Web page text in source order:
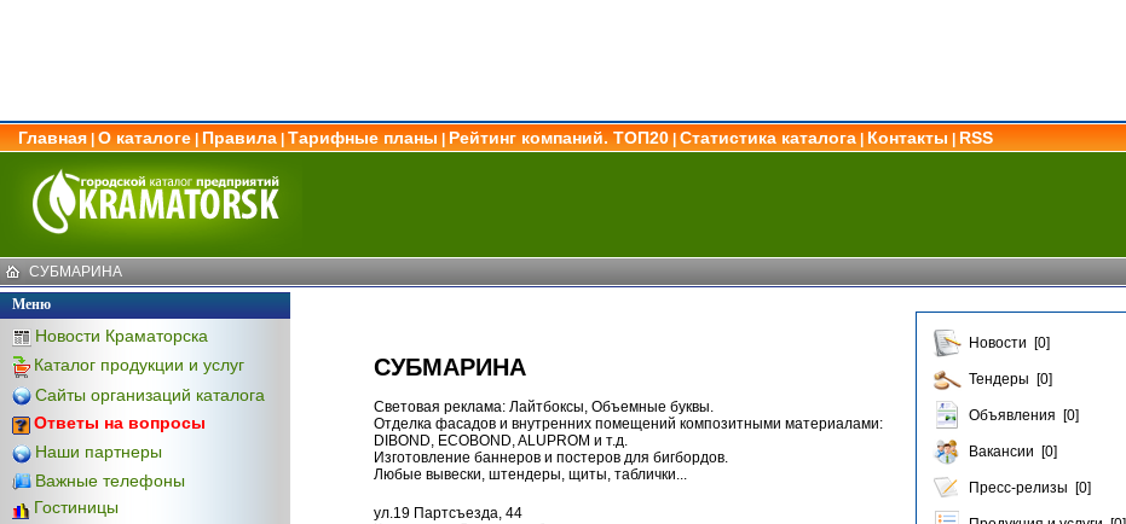
Главная О каталоге Правила Тарифные планы Рейтинг компаний. ТОП20 Статистика каталога Контакты
RSS
СУБМАРИНА
Меню
Новости Краматорска
Каталог продукции и услуг
Сайты организаций каталога
Ответы на вопросы
Наши партнеры
Важные телефоны
Гостиницы
СУБМАРИНА
Световая реклама: Лайтбоксы, Объемные буквы.
Отделка фасадов и внутренних помещений композитными материалами:
DIBOND, ECOBOND, ALUPROM и т.д.
Изготовление баннеров и постеров для бигбордов.
Любые вывески, штендеры, щиты, таблички...
ул.19 Партсъезда, 44
Новости [0]
Тендеры [0]
Объявления [0]
Вакансии [0]
Пресс-релизы [0]